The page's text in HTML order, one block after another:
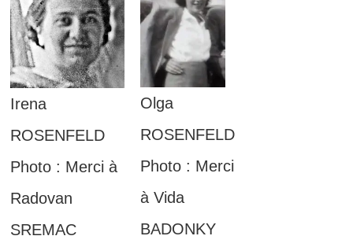
Irena
ROSENFELD
Photo : Merci à
Radovan
SREMAC
Olga
ROSENFELD
Photo : Merci
à Vida
BADONKY